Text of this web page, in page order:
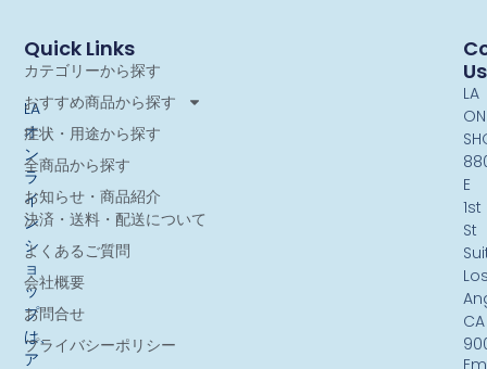
LA
オ
ン
ラ
イ
ン
シ
ョ
ッ
プ
は、
ア
Quick Links
カテゴリーから探す
おすすめ商品から探す
症状・用途から探す
全商品から探す
お知らせ・商品紹介
決済・送料・配送について
よくあるご質問
会社概要
お問合せ
プライバシーポリシー
Us
LA
E
1st
St
CA